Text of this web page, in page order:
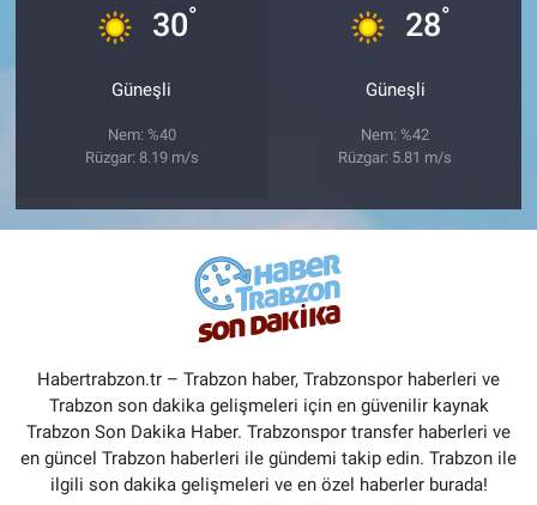
30°
Güneşli
Nem: %40
Rüzgar: 8.19 m/s
28°
Güneşli
Nem: %42
Rüzgar: 5.81 m/s
Habertrabzon.tr – Trabzon haber, Trabzonspor haberleri ve
Trabzon son dakika gelişmeleri için en güvenilir kaynak
Trabzon Son Dakika Haber. Trabzonspor transfer haberleri ve
en güncel Trabzon haberleri ile gündemi takip edin. Trabzon ile
ilgili son dakika gelişmeleri ve en özel haberler burada!